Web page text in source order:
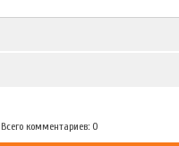
Всего комментариев: 0